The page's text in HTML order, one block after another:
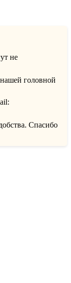
не
головной
Спасибо